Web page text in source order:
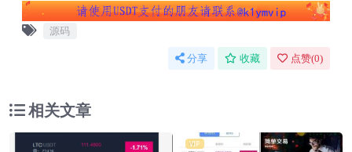
源码
分享 收藏 点赞(0)
相关文章
VIP